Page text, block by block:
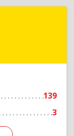
139
3